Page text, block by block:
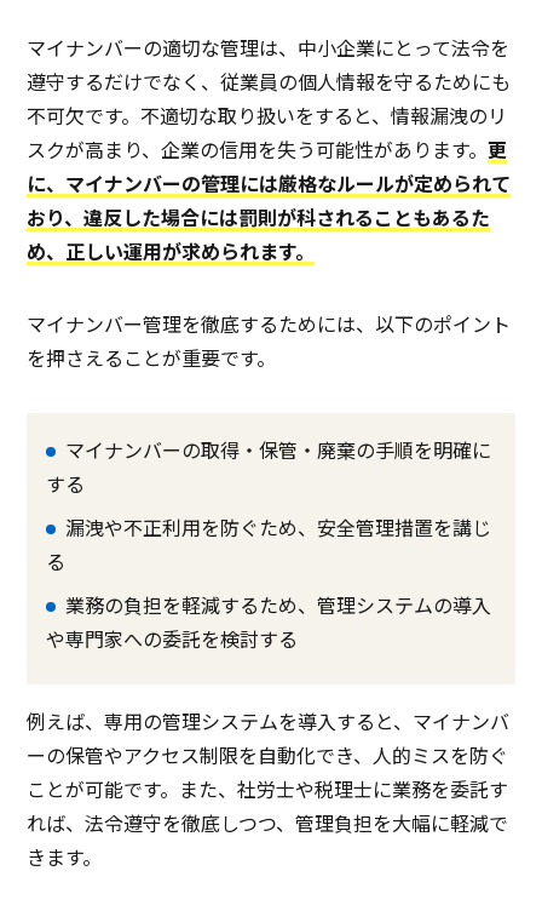
マイナンバーの適切な管理は、中小企業にとって法令を
遵守するだけでなく、従業員の個人情報を守るためにも
不可欠です。不適切な取り扱いをすると、情報漏洩のリ
スクが高まり、企業の信用を失う可能性があります。更
に、マイナンバーの管理には厳格なルールが定められて
おり、違反した場合には罰則が科されることもあるた
め、正しい運用が求められます。
マイナンバー管理を徹底するためには、以下のポイント
を押さえることが重要です。
マイナンバーの取得・保管・廃棄の手順を明確に
する
漏洩や不正利用を防ぐため、安全管理措置を講じ
る
業務の負担を軽減するため、管理システムの導入
や専門家への委託を検討する
例えば、専用の管理システムを導入すると、マイナンバ
ーの保管やアクセス制限を自動化でき、人的ミスを防ぐ
ことが可能です。また、社労士や税理士に業務を委託す
れば、法令遵守を徹底しつつ、管理負担を大幅に軽減で
きます。